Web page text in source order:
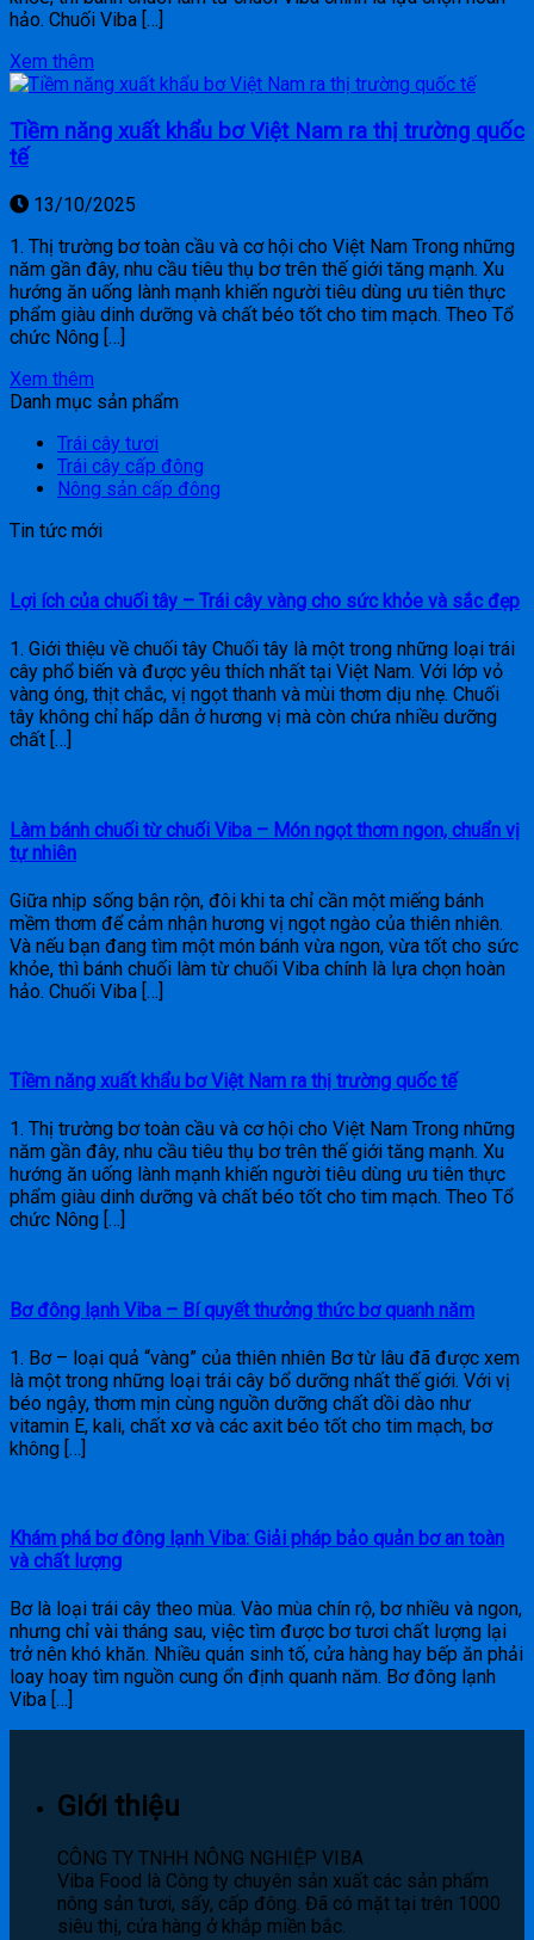
hảo. Chuối Viba […]
Xem thêm
Tiềm năng xuất khẩu bơ Việt Nam ra thị trường quốc
tế
13/10/2025
1. Thị trường bơ toàn cầu và cơ hội cho Việt Nam Trong những
năm gần đây, nhu cầu tiêu thụ bơ trên thế giới tăng mạnh. Xu
hướng ăn uống lành mạnh khiến người tiêu dùng ưu tiên thực
phẩm giàu dinh dưỡng và chất béo tốt cho tim mạch. Theo Tổ
chức Nông […]
Xem thêm
Danh mục sản phẩm
Trái cây tươi
Trái cây cấp đông
Nông sản cấp đông
Tin tức mới
Lợi ích của chuối tây – Trái cây vàng cho sức khỏe và sắc đẹp
1. Giới thiệu về chuối tây Chuối tây là một trong những loại trái
cây phổ biến và được yêu thích nhất tại Việt Nam. Với lớp vỏ
vàng óng, thịt chắc, vị ngọt thanh và mùi thơm dịu nhẹ. Chuối
tây không chỉ hấp dẫn ở hương vị mà còn chứa nhiều dưỡng
chất […]
Làm bánh chuối từ chuối Viba – Món ngọt thơm ngon, chuẩn vị
tự nhiên
Giữa nhịp sống bận rộn, đôi khi ta chỉ cần một miếng bánh
mềm thơm để cảm nhận hương vị ngọt ngào của thiên nhiên.
Và nếu bạn đang tìm một món bánh vừa ngon, vừa tốt cho sức
khỏe, thì bánh chuối làm từ chuối Viba chính là lựa chọn hoàn
hảo. Chuối Viba […]
Tiềm năng xuất khẩu bơ Việt Nam ra thị trường quốc tế
1. Thị trường bơ toàn cầu và cơ hội cho Việt Nam Trong những
năm gần đây, nhu cầu tiêu thụ bơ trên thế giới tăng mạnh. Xu
hướng ăn uống lành mạnh khiến người tiêu dùng ưu tiên thực
phẩm giàu dinh dưỡng và chất béo tốt cho tim mạch. Theo Tổ
chức Nông […]
Bơ đông lạnh Viba – Bí quyết thưởng thức bơ quanh năm
1. Bơ – loại quả “vàng” của thiên nhiên Bơ từ lâu đã được xem
là một trong những loại trái cây bổ dưỡng nhất thế giới. Với vị
béo ngậy, thơm mịn cùng nguồn dưỡng chất dồi dào như
vitamin E, kali, chất xơ và các axit béo tốt cho tim mạch, bơ
không […]
Khám phá bơ đông lạnh Viba: Giải pháp bảo quản bơ an toàn
và chất lượng
Bơ là loại trái cây theo mùa. Vào mùa chín rộ, bơ nhiều và ngon,
nhưng chỉ vài tháng sau, việc tìm được bơ tươi chất lượng lại
trở nên khó khăn. Nhiều quán sinh tố, cửa hàng hay bếp ăn phải
loay hoay tìm nguồn cung ổn định quanh năm. Bơ đông lạnh
Viba […]
Giới thiệu
CÔNG TY TNHH NÔNG NGHIỆP VIBA
Viba Food là Công ty chuyên sản xuất các sản phẩm
nông sản tươi, sấy, cấp đông. Đã có mặt tại trên 1000
siêu thị, cửa hàng ở khắp miền bắc.